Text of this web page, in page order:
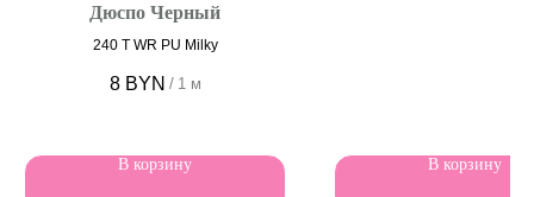
Дюспо Черный
240 T WR PU Milky
8 BYN / 1 м
В корзину В корзину